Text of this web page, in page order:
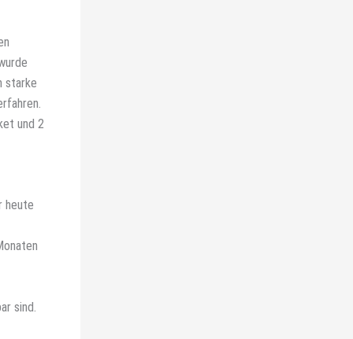
starke
und 2
heute
sind.